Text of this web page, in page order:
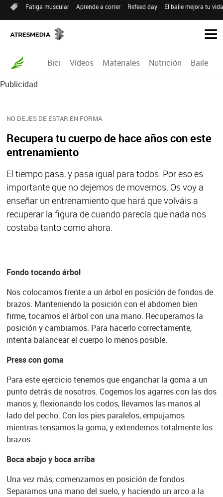
Fatiga muscular Aprende a correr Refeed day El baile mejora tu
Bici Vídeos Materiales Nutrición Baile
Publicidad
NO DEJES DE ESTAR EN FORMA
Recupera tu cuerpo de hace años con este
entrenamiento
El tiempo pasa, y pasa igual para todos. Por eso es
importante que no dejemos de movernos. Os voy a
enseñar un entrenamiento que hará que volváis a
recuperar la figura de cuando parecía que nada nos
costaba tanto como ahora.
Fondo tocando árbol
Nos colocamos frente a un árbol en posición de fondos de
brazos. Manteniendo la posición con el abdomen bien
firme, tocamos el árbol con una mano. Recuperamos la
posición y cambiamos. Para hacerlo correctamente,
intenta balancear el cuerpo lo menos posible.
Press con goma
Para este ejercicio tenemos que enganchar la goma a un
punto detrás de nosotros. Cogemos los agarres con las dos
manos y, flexionando los codos, llevamos las manos al
lado del pecho. Con los pies paralelos, empujamos
mientras tensamos la goma, y extendemos totalmente los
brazos.
Boca abajo y boca arriba
Una vez más, comenzamos en posición de fondos.
Separamos una mano del suelo, y haciendo un arco a la